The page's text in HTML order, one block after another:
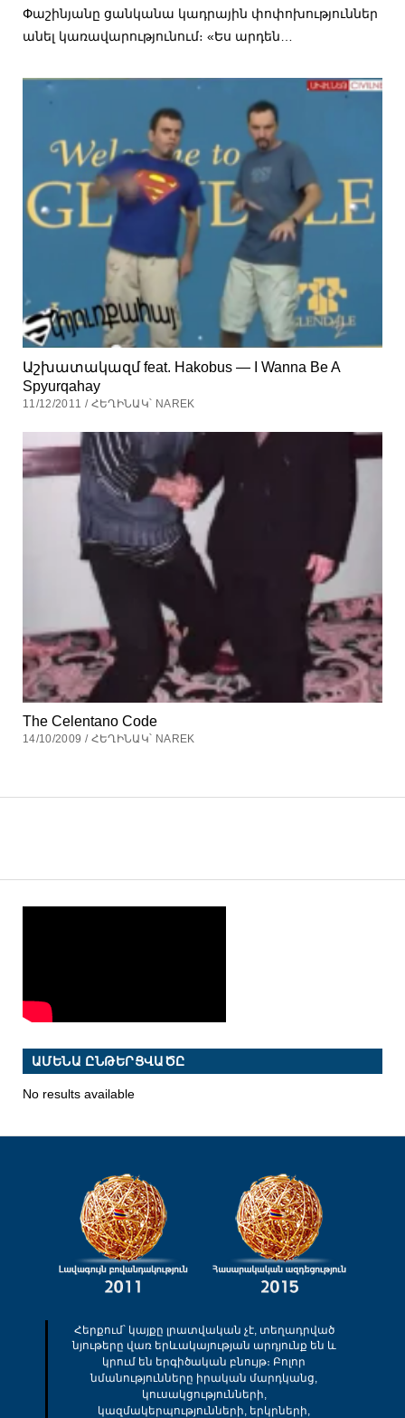
Փաշինյանը ցանկանա կադրային փոփոխություններ
անել կառավարությունում։ «Ես արդեն…
Աշխատակազմ feat. Hakobus — I Wanna Be A
Spyurqahay
11/12/2011 / ՀԵՂԻՆԱԿ՝ NAREK
The Celentano Code
14/10/2009 / ՀԵՂԻՆԱԿ՝ NAREK
ԱՄԵՆԱ ԸՆԹԵՐՑՎԱԾԸ
No results available
Հերքում՝ կայքը լրատվական չէ, տեղադրված
նյութերը վառ երևակայության արդյունք են և
կրում են երգիծական բնույթ։ Բոլոր
նմանությունները իրական մարդկանց,
կուսակցությունների,
կազմակերպությունների, երկրների,